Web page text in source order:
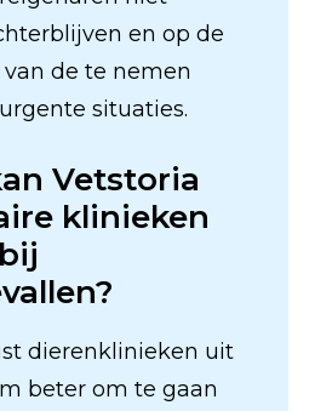
en op de
de te nemen
situaties.
Vetstoria
klinieken
dierenklinieken uit
beter om te gaan